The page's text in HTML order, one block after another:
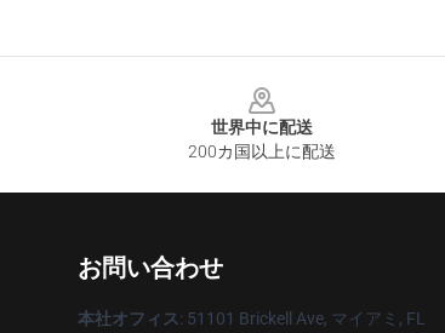
世界中に配送
200カ国以上に配送
お問い合わせ
本社オフィス: 51101 Brickell Ave, マイアミ, FL